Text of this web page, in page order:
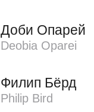
Доби Опарей
Deobia Oparei
Филип Бёрд
Philip Bird